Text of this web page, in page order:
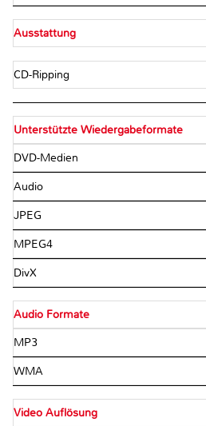
Ausstattung
CD-Ripping
Unterstützte Wiedergabeformate
DVD-Medien
Audio
JPEG
MPEG4
DivX
Audio Formate
MP3
WMA
Video Auflösung